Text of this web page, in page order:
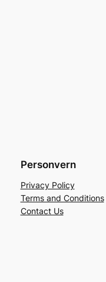
Personvern
Privacy Policy
Terms and Conditions
Contact Us